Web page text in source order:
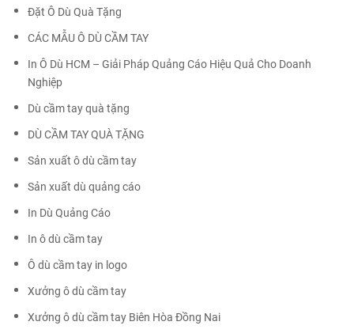
Đặt Ô Dù Quà Tặng
CÁC MẪU Ô DÙ CẦM TAY
In Ô Dù HCM – Giải Pháp Quảng Cáo Hiệu Quả Cho Doanh
Nghiệp
Dù cầm tay quà tặng
DÙ CẦM TAY QUÀ TẶNG
Sản xuất ô dù cầm tay
Sản xuất dù quảng cáo
In Dù Quảng Cáo
In ô dù cầm tay
Ô dù cầm tay in logo
Xưởng ô dù cầm tay
Xưởng ô dù cầm tay Biên Hòa Đồng Nai